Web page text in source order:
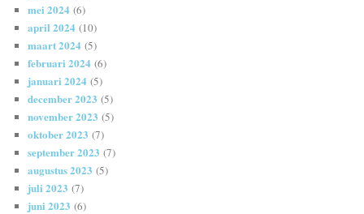
mei 2024 (6)
april 2024 (10)
maart 2024 (5)
februari 2024 (6)
januari 2024 (5)
december 2023 (5)
november 2023 (5)
oktober 2023 (7)
september 2023 (7)
augustus 2023 (5)
juli 2023 (7)
juni 2023 (6)